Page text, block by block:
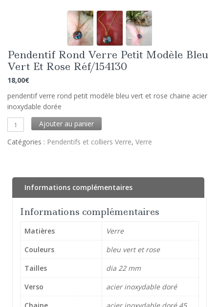
Pendentif Rond Verre Petit Modèle Bleu
Vert Et Rose Réf/154130
18,00€
pendentif verre rond petit modèle bleu vert et rose chaine acier
inoxydable dorée
Ajouter au panier
Catégories : Pendentifs et colliers Verre, Verre
Informations complémentaires
Informations complémentaires
Matières
Verre
Couleurs
bleu vert et rose
Tailles
dia 22 mm
Verso
acier inoxydable doré